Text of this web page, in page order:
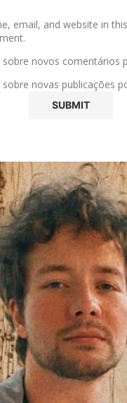
email, and website in
novos comentários
novas publicações